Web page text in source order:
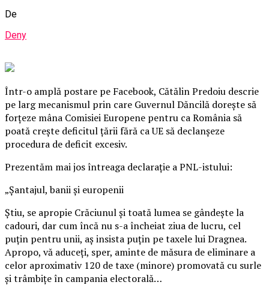
De
Deny
Într-o amplă postare pe Facebook, Cătălin Predoiu descrie
pe larg mecanismul prin care Guvernul Dăncilă doreşte să
forţeze mâna Comisiei Europene pentru ca România să
poată creşte deficitul ţării fără ca UE să declanşeze
procedura de deficit excesiv.
Prezentăm mai jos întreaga declaraţie a PNL-istului:
„Șantajul, banii şi europenii
Știu, se apropie Crăciunul şi toată lumea se gândeşte la
cadouri, dar cum încă nu s-a încheiat ziua de lucru, cel
puţin pentru unii, aş insista puţin pe taxele lui Dragnea.
Apropo, vă aduceţi, sper, aminte de măsura de eliminare a
celor aproximativ 120 de taxe (minore) promovată cu surle
şi trâmbiţe în campania electorală…